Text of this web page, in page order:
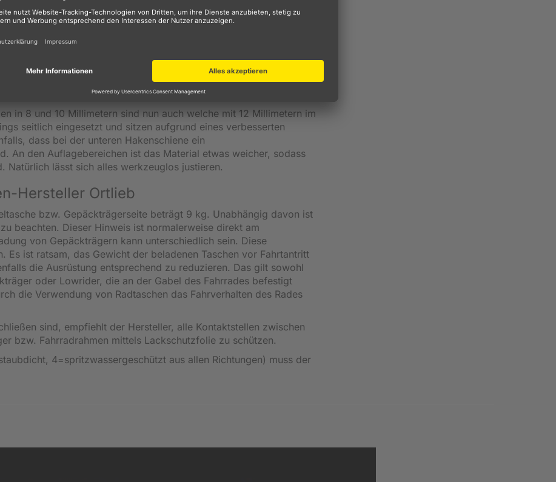
Griff hoch, werden die Haken automatisch geöffnet. Nach dem
Haken von selbst, sobald man den Griff wieder loslässt. Mit
erheblich optimiert. Die obere Hakenschiene besteht nur
einer neuen Schraubtechnik konnten innen extraflache
die untere Hakenschiene.
in 8 und 10 Millimetern sind nun auch welche mit 12 Millimetern im
seitlich eingesetzt und sitzen aufgrund eines verbesserten
dass bei der unteren Hakenschiene ein
An den Auflagebereichen ist das Material etwas weicher, sodass
Natürlich lässt sich alles werkzeuglos justieren.
Hersteller Ortlieb
bzw. Gepäckträgerseite beträgt 9 kg. Unabhängig davon ist
beachten. Dieser Hinweis ist normalerweise direkt am
von Gepäckträgern kann unterschiedlich sein. Diese
Es ist ratsam, das Gewicht der beladenen Taschen vor Fahrtantritt
die Ausrüstung entsprechend zu reduzieren. Das gilt sowohl
oder Lowrider, die an der Gabel des Fahrrades befestigt
die Verwendung von Radtaschen das Fahrverhalten des Rades
sind, empfiehlt der Hersteller, alle Kontaktstellen zwischen
bzw. Fahrradrahmen mittels Lackschutzfolie zu schützen.
4=spritzwassergeschützt aus allen Richtungen) muss der